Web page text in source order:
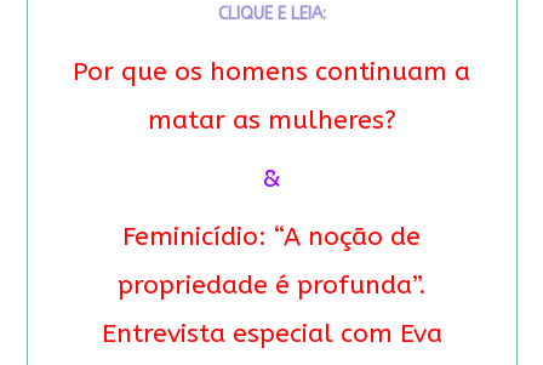
CLIQUE E LEIA:
Por que os homens continuam a
matar as mulheres?
&
Feminicídio: “A noção de
propriedade é profunda”.
Entrevista especial com Eva